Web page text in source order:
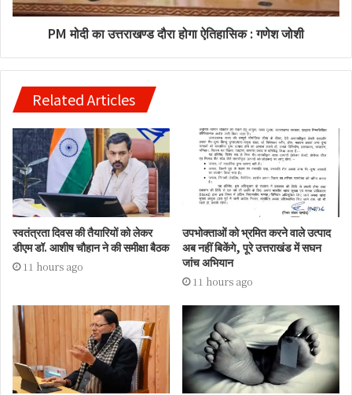
PM मोदी का उत्तराखण्ड दौरा होगा ऐतिहासिक : गणेश जोशी
Related Articles
स्वतंत्रता दिवस की तैयारियों को लेकर
डीएम डॉ. आशीष चौहान ने की समीक्षा बैठक
11 hours ago
उपभोक्ताओं को भ्रमित करने वाले उत्पाद
अब नहीं बिकेंगे, पूरे उत्तराखंड में सघन
जांच अभियान
11 hours ago